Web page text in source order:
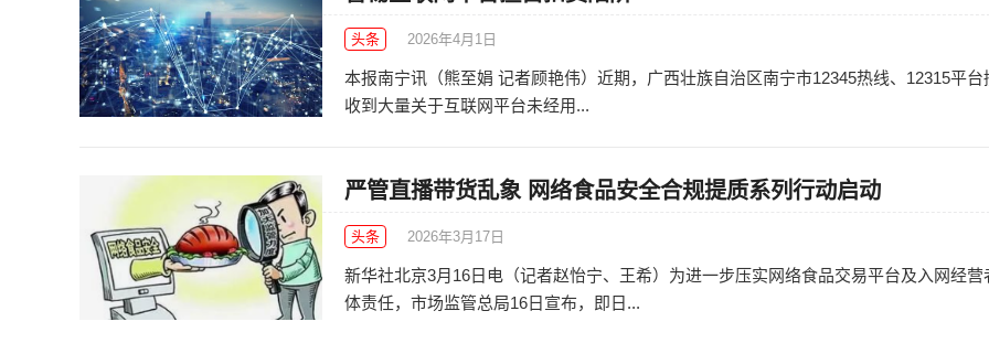
头条 2026年4月1日
本报南宁讯（熊至娟 记者顾艳伟）近期，广西壮族自治区南宁市12345热线、12315平台
收到大量关于互联网平台未经用...
严管直播带货乱象 网络食品安全合规提质系列行动启动
头条 2026年3月17日
新华社北京3月16日电（记者赵怡宁、王希）为进一步压实网络食品交易平台及入网经营
体责任，市场监管总局16日宣布，即日...